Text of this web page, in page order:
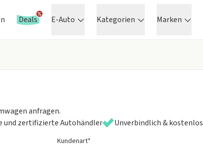
Deals E-Auto Kategorien Marken
anfragen.
und zertifizierte Autohändler Unverbindlich & kostenlos
Kundenart*